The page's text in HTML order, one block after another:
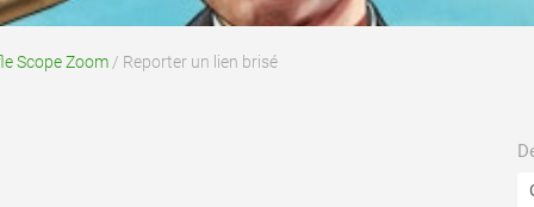
Scope Zoom / Reporter un lien brisé